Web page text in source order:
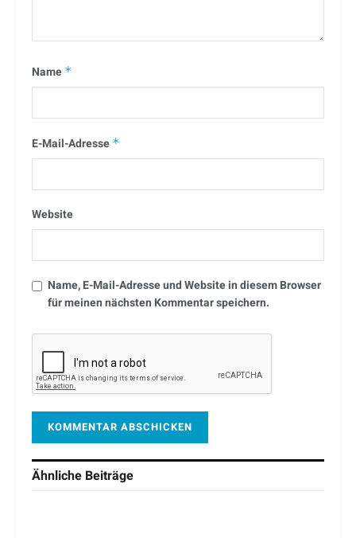
Name *
E-Mail-Adresse *
Website
Name, E-Mail-Adresse und Website in diesem Browser
für meinen nächsten Kommentar speichern.
Ähnliche Beiträge